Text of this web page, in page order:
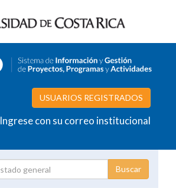
USUARIOS REGISTRADOS
Ingrese con su correo institucional